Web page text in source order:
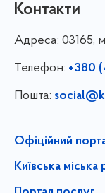
Контакти
Адреса: 03165,
Телефон: +380
Пошта:
Офіційний
Київська міська